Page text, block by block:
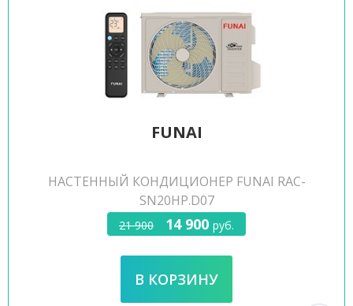
FUNAI
НАСТЕННЫЙ КОНДИЦИОНЕР FUNAI RAC-
SN20HP.D07
21 900 14 900 руб.